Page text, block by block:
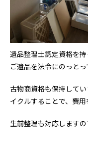
遺品整理士認定資格を
ご遺品を法令にのっとっ
古物商資格も保持して
イクルすることで、費用
生前整理も対応します